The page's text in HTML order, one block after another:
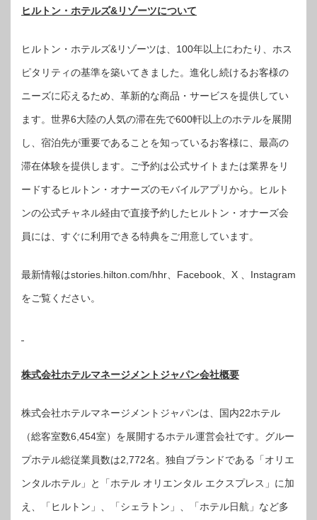
ヒルトン・ホテルズ&リゾーツについて
ヒルトン・ホテルズ&リゾーツは、100年以上にわたり、ホス
ピタリティの基準を築いてきました。進化し続けるお客様の
ニーズに応えるため、革新的な商品・サービスを提供してい
ます。世界6大陸の人気の滞在先で600軒以上のホテルを展開
し、宿泊先が重要であることを知っているお客様に、最高の
滞在体験を提供します。ご予約は公式サイトまたは業界をリ
ードするヒルトン・オナーズのモバイルアプリから。ヒルト
ンの公式チャネル経由で直接予約したヒルトン・オナーズ会
員には、すぐに利用できる特典をご用意しています。
最新情報はstories.hilton.com/hhr、Facebook、X 、Instagram
をご覧ください。
株式会社ホテルマネージメントジャパン会社概要
株式会社ホテルマネージメントジャパンは、国内22ホテル
（総客室数6,454室）を展開するホテル運営会社です。グルー
プホテル総従業員数は2,772名。独自ブランドである「オリエ
ンタルホテル」と「ホテル オリエンタル エクスプレス」に加
え、「ヒルトン」、「シェラトン」、「ホテル日航」など多